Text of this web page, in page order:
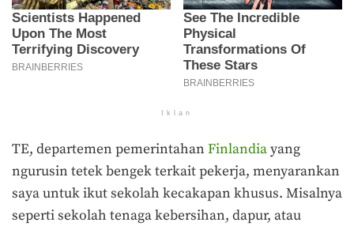
Iklan
TE, departemen pemerintahan Finlandiayang
ngurusin tetek bengek terkait pekerja, menyarankan
saya untuk ikut sekolah kecakapan khusus. Misalnya
seperti sekolah tenaga kebersihan, dapur, atau